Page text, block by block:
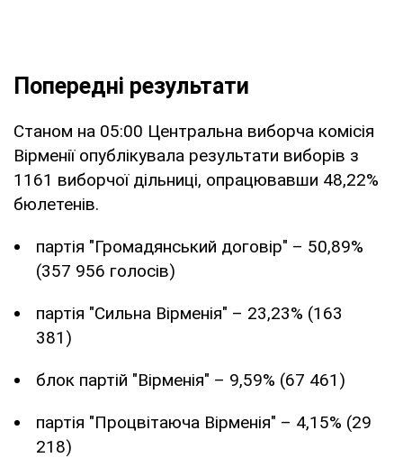
Попередні результати
Станом на 05:00 Центральна виборча комісія
Вірменії опублікувала результати виборів з
1161 виборчої дільниці, опрацювавши 48,22%
бюлетенів.
партія "Громадянський договір" – 50,89%
(357 956 голосів)
партія "Сильна Вірменія" – 23,23% (163
381)
блок партій "Вірменія" – 9,59% (67 461)
партія "Процвітаюча Вірменія" – 4,15% (29
218)